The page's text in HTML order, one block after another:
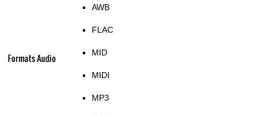
Formats Audio
AWB
FLAC
MID
MIDI
MP3